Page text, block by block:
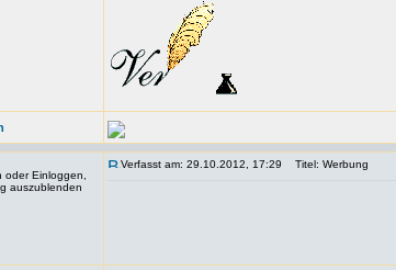
oder Einloggen,
auszublenden
Verfasst am: 29.10.2012, 17:29 Titel: Werbung